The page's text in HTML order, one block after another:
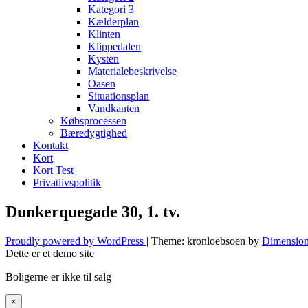
Kategori 3
Kælderplan
Klinten
Klippedalen
Kysten
Materialebeskrivelse
Oasen
Situationsplan
Vandkanten
Købsprocessen
Bæredygtighed
Kontakt
Kort
Kort Test
Privatlivspolitik
Dunkerquegade 30, 1. tv.
Proudly powered by WordPress | Theme: kronloebsoen by
Dette er et demo site
Boligerne er ikke til salg
×